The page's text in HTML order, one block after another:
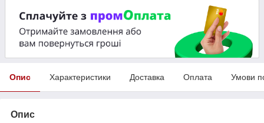
Опис Характеристики Доставка Оплата Умови
Опис